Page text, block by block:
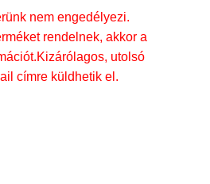
nem engedélyezi.
rendelnek, akkor a
utolsó
címre küldhetik el.